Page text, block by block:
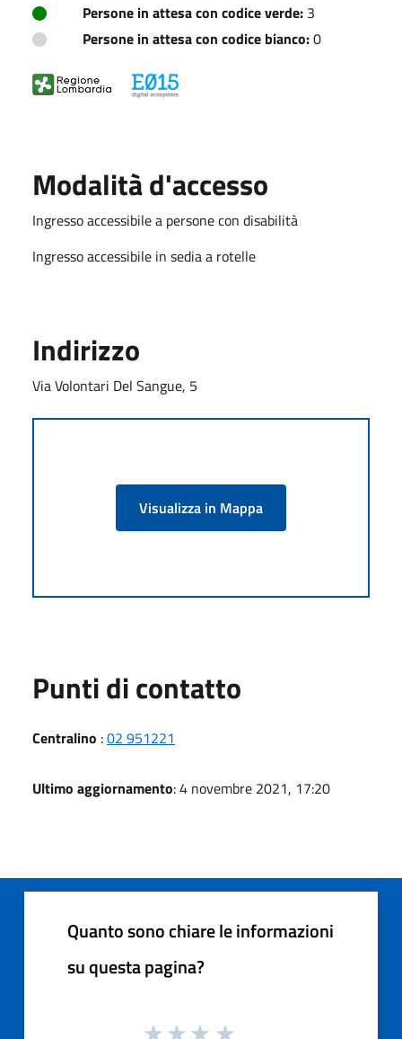
Persone in attesa con codice verde: 3
Persone in attesa con codice bianco:0
Modalità d'accesso
Ingresso accessibile a persone con disabilità
Ingresso accessibile in sedia a rotelle
Indirizzo
Via Volontari Del Sangue, 5
Visualizza in Mappa
Punti di contatto
Centralino :02 951221
Ultimo aggiornamento: 4 novembre 2021, 17:20
Quanto sono chiare le informazioni
su questa pagina?